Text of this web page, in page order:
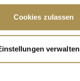
oder durch Klicken
oder widerrufen
über Ihre
bis auf einige
Cookies zulassen
verwalten